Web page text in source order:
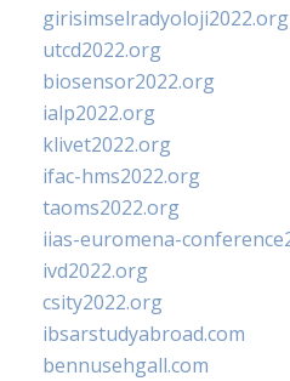
girisimselradyoloji2022.org
utcd2022.org
biosensor2022.org
ialp2022.org
klivet2022.org
ifac-hms2022.org
taoms2022.org
iias-euromena-
ivd2022.org
csity2022.org
ibsarstudyabroad.com
bennusehgall.com